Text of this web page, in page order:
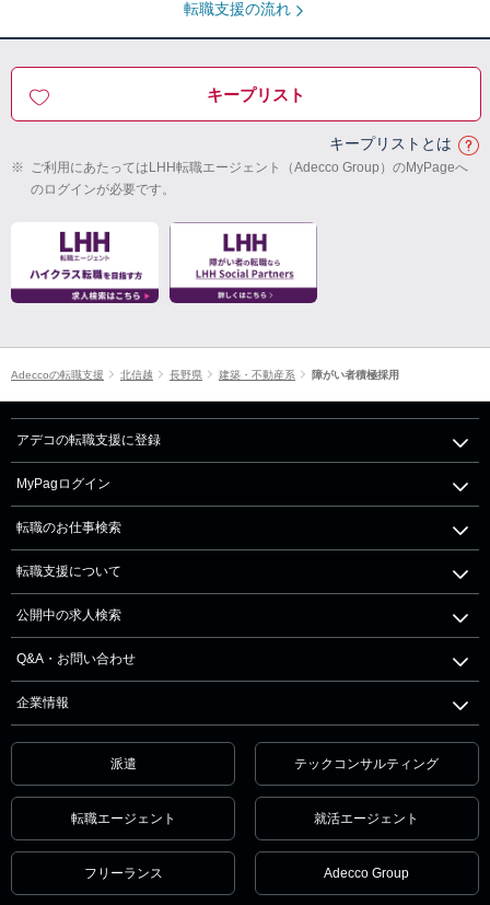
転職支援の流れ
キープリスト
キープリストとは
※ ご利用にあたってはLHH転職エージェント（Adecco Group）のMyPageへ
のログインが必要です。
Adeccoの転職支援 北信越 長野県 建築・不動産系 障がい者積極採用
アデコの転職支援に登録
MyPagログイン
転職のお仕事検索
転職支援について
公開中の求人検索
Q&A・お問い合わせ
企業情報
派遣 テックコンサルティング
転職エージェント 就活エージェント
フリーランス Adecco Group